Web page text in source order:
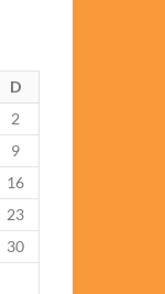
D
2
9
16
23
30